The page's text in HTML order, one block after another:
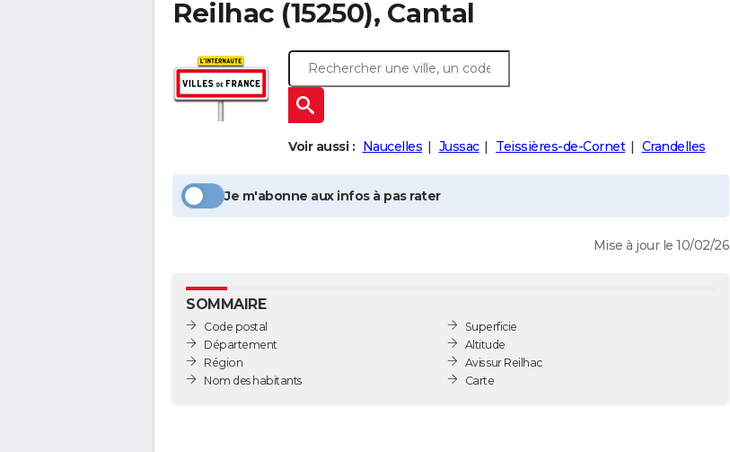
Reilhac (15250), Cantal
Voir aussi : Naucelles Jussac Teissières-de-Cornet Crandelles
Je m'abonne aux infos à pas rater
Mise à jour le 10/02/26
SOMMAIRE
Code postal
Département
Région
Nom des habitants
Superficie
Altitude
Avis sur Reilhac
Carte